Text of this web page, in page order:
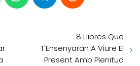
8 Llibres Que
T'Ensenyaran A Viure El
Present Amb Plenitud